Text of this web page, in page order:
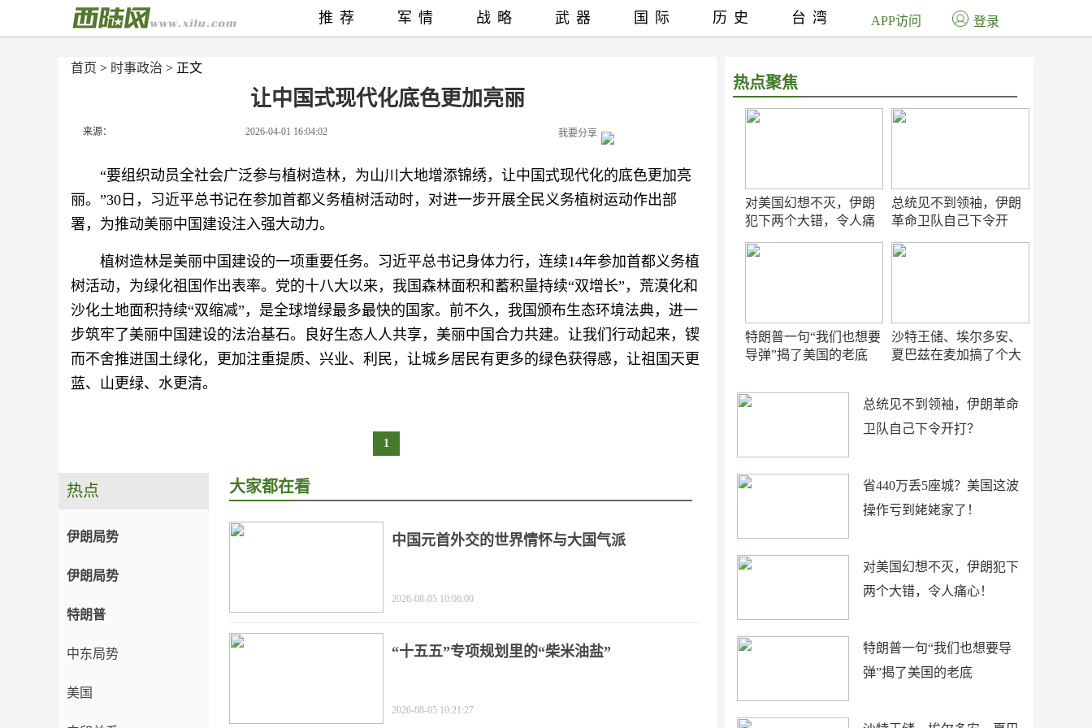
首页 > 时事政治 > 正文
让中国式现代化底色更加亮丽
来源： 2026-04-01 16:04:02 我要分享
“要组织动员全社会广泛参与植树造林，为山川大地增添锦绣，让中国式现代化的底色更加亮
丽。”30日，习近平总书记在参加首都义务植树活动时，对进一步开展全民义务植树运动作出部
署，为推动美丽中国建设注入强大动力。
植树造林是美丽中国建设的一项重要任务。习近平总书记身体力行，连续14年参加首都义务植
树活动，为绿化祖国作出表率。党的十八大以来，我国森林面积和蓄积量持续“双增长”，荒漠化和
沙化土地面积持续“双缩减”，是全球增绿最多最快的国家。前不久，我国颁布生态环境法典，进一
步筑牢了美丽中国建设的法治基石。良好生态人人共享，美丽中国合力共建。让我们行动起来，锲
而不舍推进国土绿化，更加注重提质、兴业、利民，让城乡居民有更多的绿色获得感，让祖国天更
蓝、山更绿、水更清。
1
热点聚焦
对美国幻想不灭，伊朗
犯下两个大错，令人痛
总统见不到领袖，伊朗
革命卫队自己下令开
特朗普一句“我们也想要
导弹”揭了美国的老底
沙特王储、埃尔多安、
夏巴兹在麦加搞了个大
总统见不到领袖，伊朗革命
卫队自己下令开打？
省440万丢5座城？美国这波
操作亏到姥姥家了！
对美国幻想不灭，伊朗犯下
两个大错，令人痛心！
特朗普一句“我们也想要导
弹”揭了美国的老底
推荐 军情 战略 武器 国际 历史 台湾 APP访问 登录
热点
伊朗局势
伊朗局势
特朗普
中东局势
美国
大家都在看
中国元首外交的世界情怀与大国气派
2026-08-05 10:06:00
“十五五”专项规划里的“柴米油盐”
2026-08-05 10:21:27